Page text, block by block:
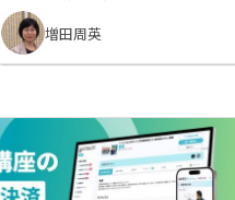
増田周英